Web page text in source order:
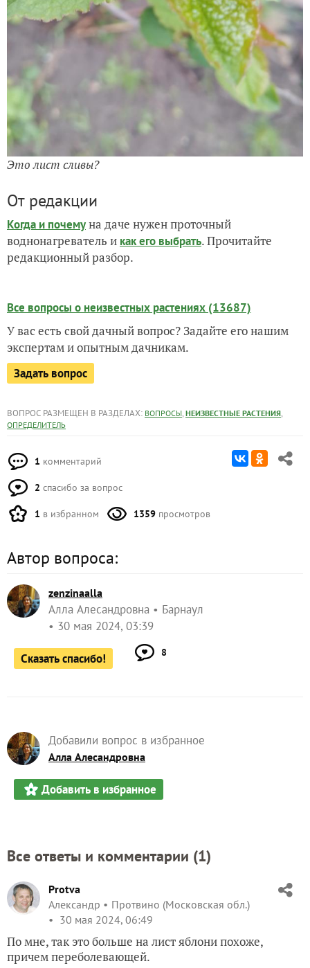
Это лист сливы?
От редакции
Когда и почемуна даче нужен проточный
воднонагреватель и как его выбрать. Прочитайте
редакционный разбор.
Все вопросы о неизвестных растениях (13687)
У вас есть свой дачный вопрос? Задайте его нашим
экспертам и опытным дачникам.
Задать вопрос
ВОПРОС РАЗМЕЩЕН В РАЗДЕЛАХ: ВОПРОСЫ, НЕИЗВЕСТНЫЕ РАСТЕНИЯ,
ОПРЕДЕЛИТЕЛЬ
1 комментарий
2 спасибо за вопрос
1 в избранном 1359 просмотров
Автор вопроса:
zenzinaalla
Алла Алесандровна
Барнаул
30 мая 2024, 03:39
Сказать спасибо! 8
Добавили вопрос в избранное
Алла Алесандровна
Добавить в избранное
Все ответы и комментарии (1)
Protva
Александр
Протвино (Московская обл.)
30 мая 2024, 06:49
По мне, так это больше на лист яблони похоже,
причем переболевающей.